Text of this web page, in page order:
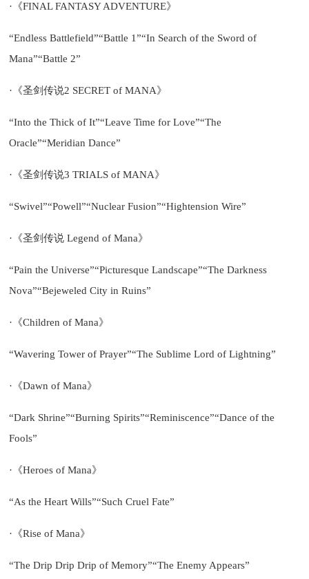
·《FINAL FANTASY ADVENTURE》
“Endless Battlefield”“Battle 1”“In Search of the Sword of
Mana”“Battle 2”
·《圣剑传说2 SECRET of MANA》
“Into the Thick of It”“Leave Time for Love”“The
Oracle”“Meridian Dance”
·《圣剑传说3 TRIALS of MANA》
“Swivel”“Powell”“Nuclear Fusion”“Hightension Wire”
·《圣剑传说 Legend of Mana》
“Pain the Universe”“Picturesque Landscape”“The Darkness
Nova”“Bejeweled City in Ruins”
·《Children of Mana》
“Wavering Tower of Prayer”“The Sublime Lord of Lightning”
·《Dawn of Mana》
“Dark Shrine”“Burning Spirits”“Reminiscence”“Dance of the
Fools”
·《Heroes of Mana》
“As the Heart Wills”“Such Cruel Fate”
·《Rise of Mana》
“The Drip Drip Drip of Memory”“The Enemy Appears”